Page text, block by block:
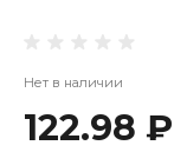
Нет в наличии
122.98 ₽